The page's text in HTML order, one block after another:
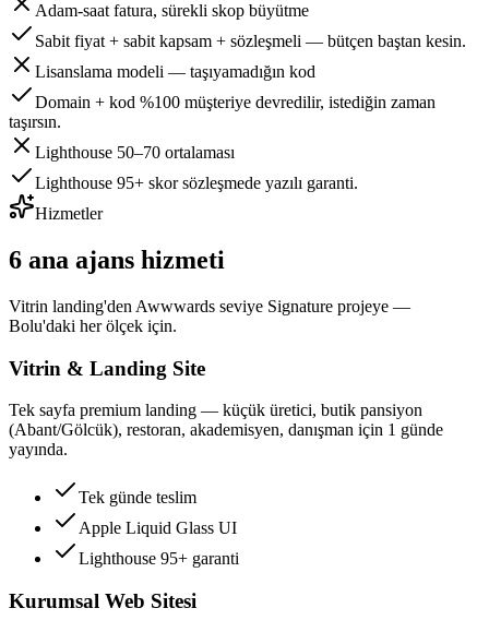
Adam-saat fatura, sürekli skop büyütme
Sabit fiyat + sabit kapsam + sözleşmeli — bütçen baştan kesin.
Lisanslama modeli — taşıyamadığın kod
Domain + kod %100 müşteriye devredilir, istediğin zaman
taşırsın.
Lighthouse 50–70 ortalaması
Lighthouse 95+ skor sözleşmede yazılı garanti.
Hizmetler
6 ana ajans hizmeti
Vitrin landing'den Awwwards seviye Signature projeye —
Bolu'daki her ölçek için.
Vitrin & Landing Site
Tek sayfa premium landing — küçük üretici, butik pansiyon
(Abant/Gölcük), restoran, akademisyen, danışman için 1 günde
yayında.
Tek günde teslim
Apple Liquid Glass UI
Lighthouse 95+ garanti
Kurumsal Web Sitesi